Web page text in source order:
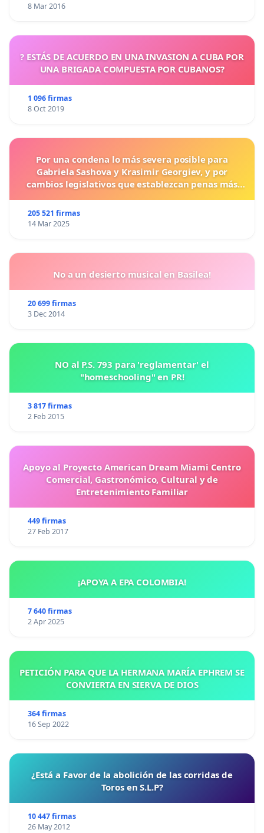
8 Mar 2016
? ESTÁS DE ACUERDO EN UNA INVASION A CUBA POR
UNA BRIGADA COMPUESTA POR CUBANOS?
1 096 firmas
8 Oct 2019
Por una condena lo más severa posible para
Gabriela Sashova y Krasimir Georgiev, y por
cambios legislativos que establezcan penas más
205 521 firmas
14 Mar 2025
No a un desierto musical en Basilea!
20 699 firmas
3 Dec 2014
NO al P.S. 793 para 'reglamentar' el
"homeschooling" en PR!
3 817 firmas
2 Feb 2015
Apoyo al Proyecto American Dream Miami Centro
Comercial, Gastronómico, Cultural y de
Entretenimiento Familiar
449 firmas
27 Feb 2017
¡APOYA A EPA COLOMBIA!
7 640 firmas
2 Apr 2025
PETICIÓN PARA QUE LA HERMANA MARÍA EPHREM SE
CONVIERTA EN SIERVA DE DIOS
364 firmas
16 Sep 2022
¿Está a Favor de la abolición de las corridas de
Toros en S.L.P?
10 447 firmas
26 May 2012